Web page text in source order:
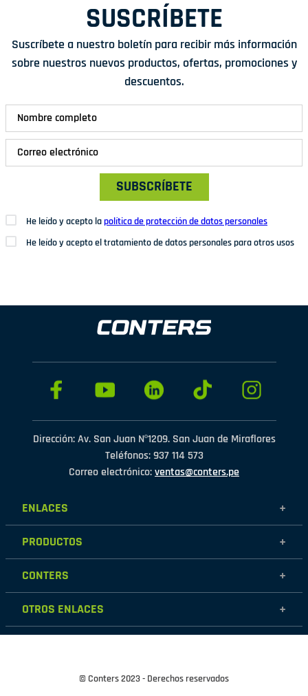
SUSCRÍBETE
Suscríbete a nuestro boletín para recibir más información
sobre nuestros nuevos productos, ofertas, promociones y
descuentos.
SUBSCRÍBETE
He leído y acepto lapolítica de protección de datos personales
He leído y acepto el tratamiento de datos personales para otros usos
Dirección: Av. San Juan Nº1209. San Juan de Miraflores
Teléfonos: 937 114 573
Correo electrónico:ventas@conters.pe
ENLACES +
Mujer
Hombre
PRODUCTOS +
Calzados
Zapatillas
CONTERS +
Nosotros
Contáctanos
Tiendas
OTROS ENLACES +
Políticas de garantía
Cambios y devoluciones
© Conters 2023 - Derechos reservados